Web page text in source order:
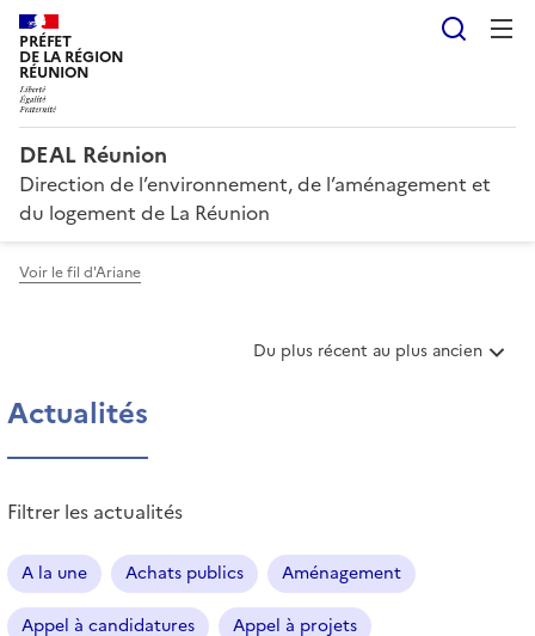
PRÉFET
DE LA RÉGION
RÉUNION
DEAL Réunion
Direction de l’environnement, de l’aménagement et
du logement de La Réunion
Voir le fil d'Ariane
T
r
t
i
Du plus récent au plus ancien
Actualités
Filtrer les actualités
A la une Achats publics Aménagement
Appel à candidatures Appel à projets